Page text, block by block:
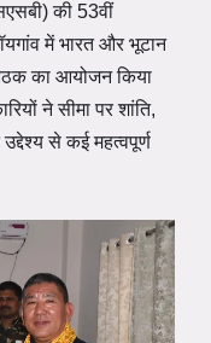
की 53वीं
में भारत और भूटान
का आयोजन किया
ने सीमा पर शांति,
से कई महत्वपूर्ण